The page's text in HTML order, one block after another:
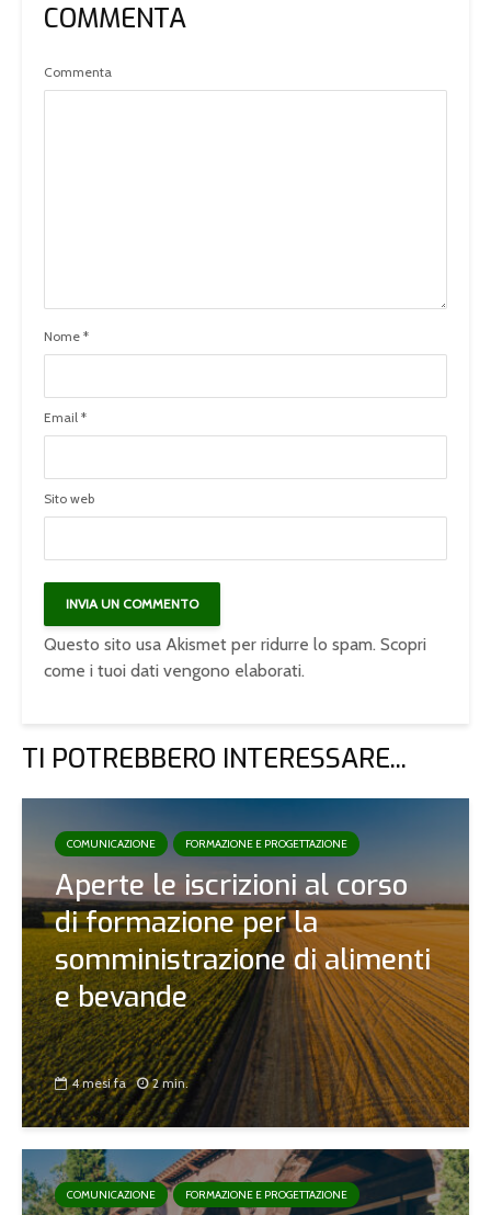
COMMENTA
Commenta
Nome *
Email *
Sito web
Questo sito usa Akismet per ridurre lo spam. Scopri
come i tuoi dati vengono elaborati.
TI POTREBBERO INTERESSARE...
COMUNICAZIONE FORMAZIONE E PROGETTAZIONE
Aperte le iscrizioni al corso
di formazione per la
somministrazione di alimenti
e bevande
4 mesi fa 2 min.
COMUNICAZIONE FORMAZIONE E PROGETTAZIONE